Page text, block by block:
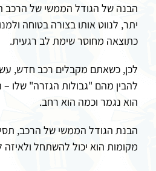
הבנה של הגודל הממשי של הרכב
יתר, לנווט אותו בצורה בטוחה
כתוצאה מחוסר שימת לב רגעית.
לכן, כשאתם מקבלים רכב חדש,
להבין מהם "גבולות הגזרה" שלו –
הוא נגמר וכמה הוא רחב.
הבנת הגודל הממשי של הרכב,
מקומות הוא יכול להשתחל ולאיזה